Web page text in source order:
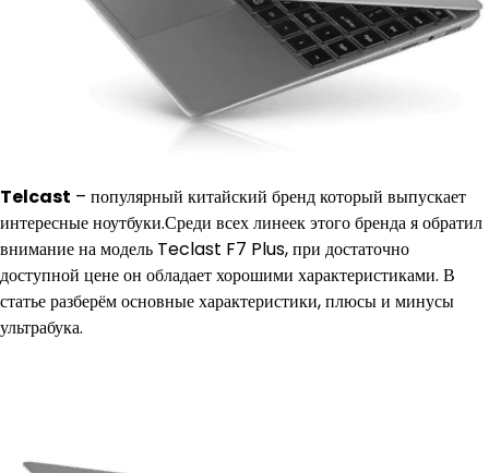
Telcast – популярный китайский бренд который выпускает
интересные ноутбуки.Среди всех линеек этого бренда я обратил
внимание на модель Teclast F7 Plus, при достаточно
доступной цене он обладает хорошими характеристиками. В
статье разберём основные характеристики, плюсы и минусы
ультрабука.